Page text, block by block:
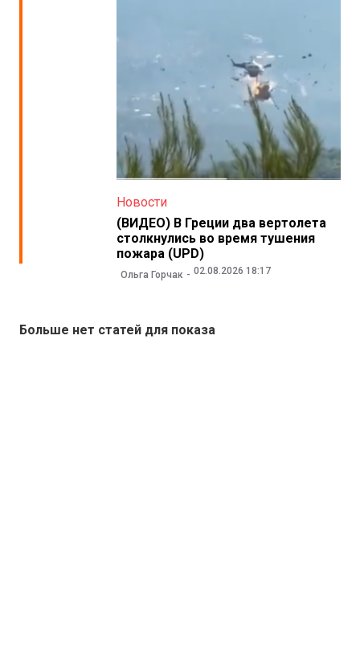
Новости
(ВИДЕО) В Греции два вертолета
столкнулись во время тушения
пожара (UPD)
Ольга Горчак 02.08.2026 18:17
Больше нет статей для показа